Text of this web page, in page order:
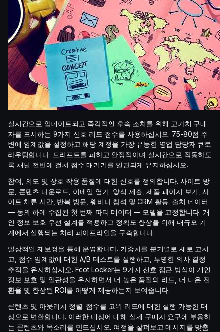
실시간으로 업데이트되고 즉각적인 후속 조치를 위해 고가치 구매
자를 표시하는 9가지 신호 리드 점수를 사용하십시오. 75-80점 주
변에 임계값을 설정하고 해당 계정을 가장 유능한 영업 담당자 큐로
라우팅합니다. 드리프트를 피하고 안정적이며 실시간으로 작동하도
록 채널 전반에 걸쳐 점수 매기기를 일관되게 유지하십시오.
참여, 의도 및 상호 작용 품질에 대한 신호를 정의합니다. 사이트 방
문, 콘텐츠 다운로드, 이메일 열기, 양식 제출, 제품 페이지 보기, 사
이트 체류 시간, 반복 방문, 웨비나 참석 및 CRM 활동. 출처 데이터
— 동의 하에 수집된 첫 번째 파티 데이터 — 모델을 고정합니다. 개
인 정보 보호 우선 설계를 적용하고 정확도 향상을 위해 대규모 기
계에서 실행되는 처리 파이프라인을 구축합니다.
일상적인 재보정을 통해 운영합니다. 가중치를 분기별로 새로 고치
고, 점수 임계값에 대한 A/B 테스트를 실행하고, 투명한 의사 결정
추적을 유지하십시오. Foot Locker는 9가지 신호 접근 방식이 개인
정보 보호 및 일관성을 유지하면서 더 높은 품질의 리드, 더 나은 전
환율 및 향상된 ROI를 어떻게 제공하는지 보여줍니다.
콘텐츠 및 아웃리치 정렬: 점수를 고위 리드에 대한 실행 가능한 대
상으로 변환합니다. 이러한 대상에 대해 실제 구매자 요구에 부응하
는 콘텐츠와 목소리를 만드십시오. 여정을 살펴보고 메시지를 맞춤